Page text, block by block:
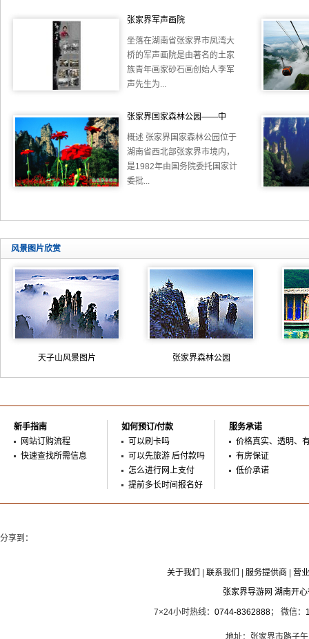
张家界军声画院
坐落在湖南省张家界市凤湾大
桥的军声画院是由著名的土家
族青年画家砂石画创始人李军
声先生为...
张家界国家森林公园——中
概述 张家界国家森林公园位于
湖南省西北部张家界市境内，
是1982年由国务院委托国家计
委批...
风景图片欣赏
天子山风景图片 张家界森林公园
新手指南
网站订购流程
快速查找所需信息
如何预订/付款
可以刷卡吗
可以先旅游 后付款吗
怎么进行网上支付
提前多长时间报名好
服务承诺
价格真实、透明、
有房保证
低价承诺
分享到：
关于我们 联系我们 服务提供商
营
张家界导游网 湖南开
7×24小时热线： 0744-8362888； 微信：
地址：张家界市路子